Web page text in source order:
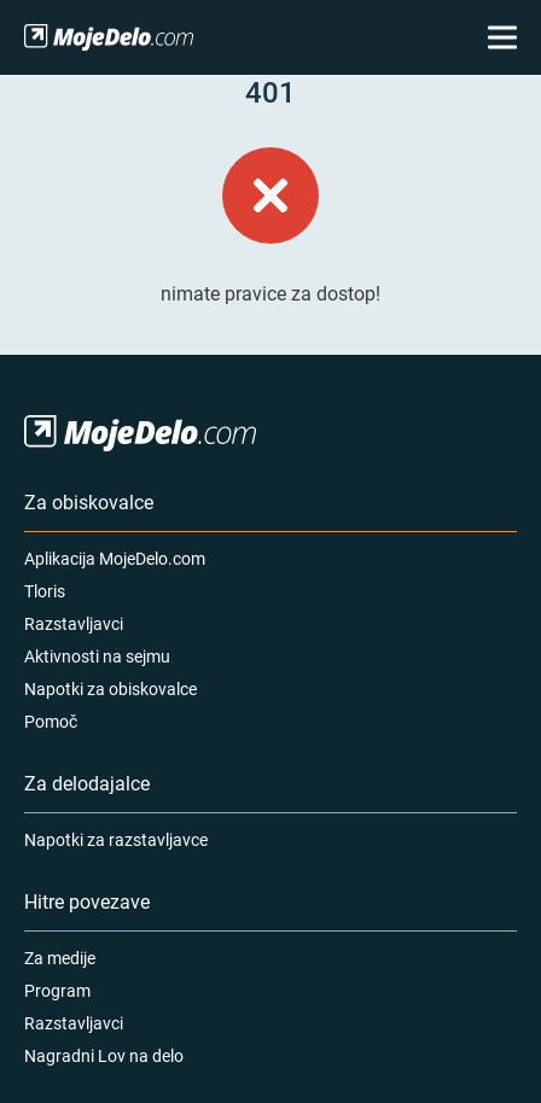
401
nimate pravice za dostop!
Za obiskovalce
Aplikacija MojeDelo.com
Tloris
Razstavljavci
Aktivnosti na sejmu
Napotki za obiskovalce
Pomoč
Za delodajalce
Napotki za razstavljavce
Hitre povezave
Za medije
Program
Razstavljavci
Nagradni Lov na delo